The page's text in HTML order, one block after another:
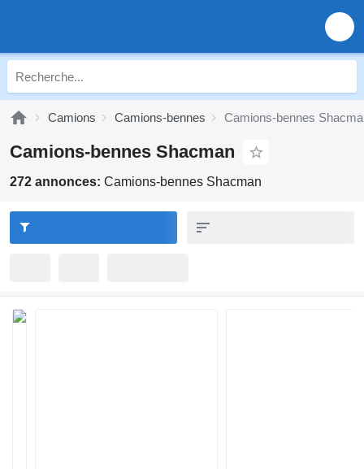
Camions Camions-bennes Camions-bennes
Camions-bennes Shacman
272 annonces: Camions-bennes Shacman